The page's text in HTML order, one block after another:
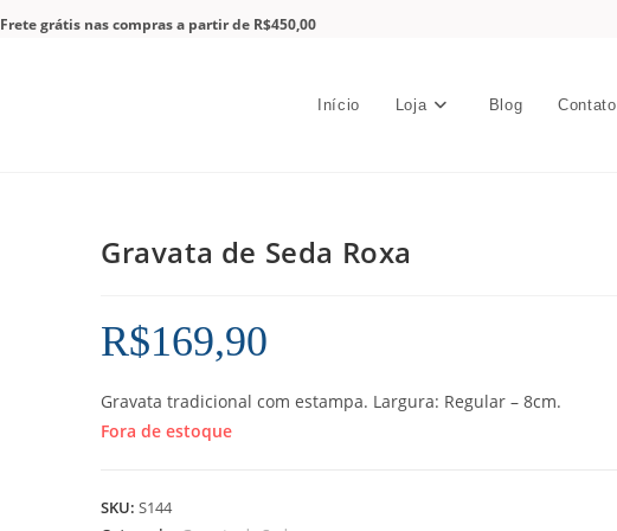
Frete grátis nas compras a partir de R$450,00
Início Loja Blog Contato
Gravata de Seda Roxa
R$169,90
Gravata tradicional com estampa. Largura: Regular – 8cm.
Fora de estoque
SKU: S144